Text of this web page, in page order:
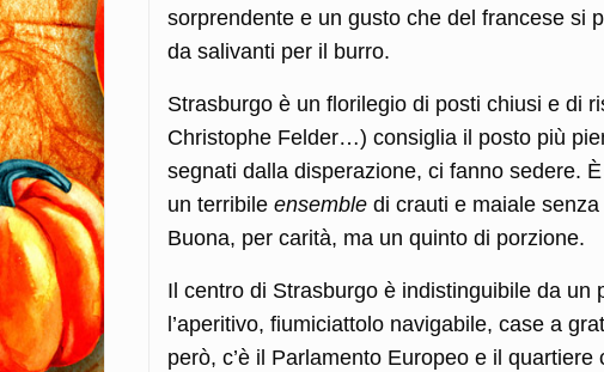
sorprendente e un gusto che del francese si
da salivanti per il burro.
Strasburgo è un florilegio di posti chiusi e di
Christophe Felder…) consiglia il posto più
segnati dalla disperazione, ci fanno sedere.
un terribile ensemble di crauti e maiale
Buona, per carità, ma un quinto di porzione.
Il centro di Strasburgo è indistinguibile da
l’aperitivo, fiumiciattolo navigabile, case a
però, c’è il Parlamento Europeo e il